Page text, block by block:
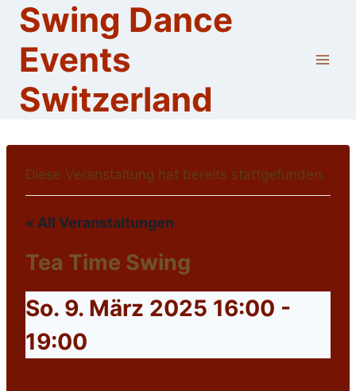
Skip
content
Swing Dance
Events
Switzerland
Diese Veranstaltung hat bereits stattgefunden.
« All Veranstaltungen
Tea Time Swing
So. 9. März 2025 16:00 -
19:00